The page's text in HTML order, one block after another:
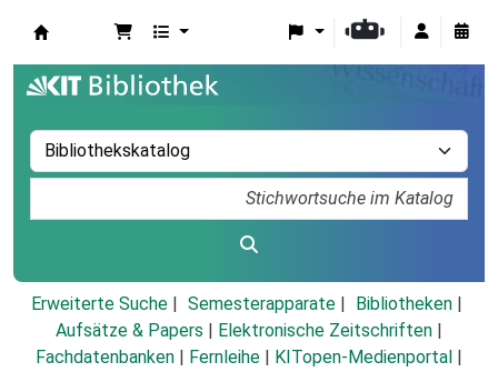
Erweiterte Suche Semesterapparate
Bibliotheken
Aufsätze & Papers
Elektronische Zeitschriften
Fachdatenbanken
Fernleihe KITopen-Medienportal